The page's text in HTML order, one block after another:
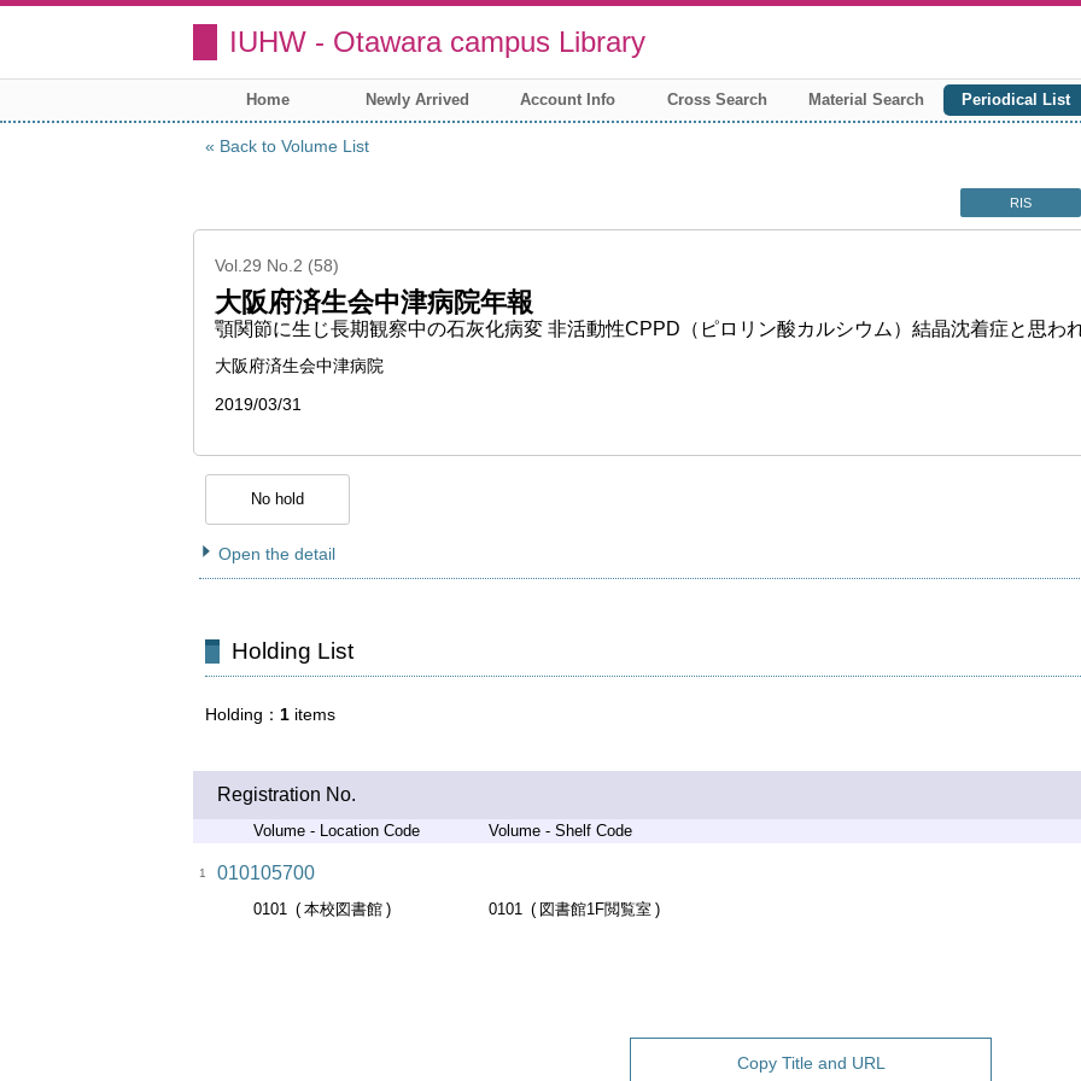
IUHW - Otawara campus Library
Home Newly Arrived Account Info Cross Search Material Search Periodical List
Back to Volume List
RIS
Vol.29 No.2 (58)
大阪府済生会中津病院年報
顎関節に生じ長期観察中の石灰化病変 非活動性CPPD（ピロリン酸カルシウム）結晶沈着症と思わ
大阪府済生会中津病院
2019/03/31
No hold
Open the detail
Holding List
Holding 1 items
Registration No.
Volume - Location Code Volume - Shelf Code
1 010105700
0101 本校図書館 0101 図書館1F閲覧室
Copy Title and URL